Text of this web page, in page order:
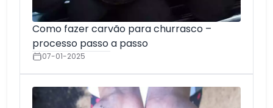
Como fazer carvão para churrasco –
processo passo a passo
07-01-2025